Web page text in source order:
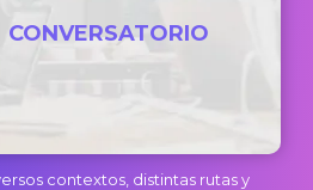
CONVERSATORIO
contextos, distintas rutas y